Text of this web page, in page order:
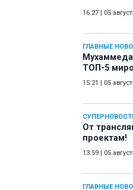
16:27 05
ГЛАВНЫЕ
ТОП-5
15:21 05
От
проектам!
13:59 05
ГЛАВНЫЕ